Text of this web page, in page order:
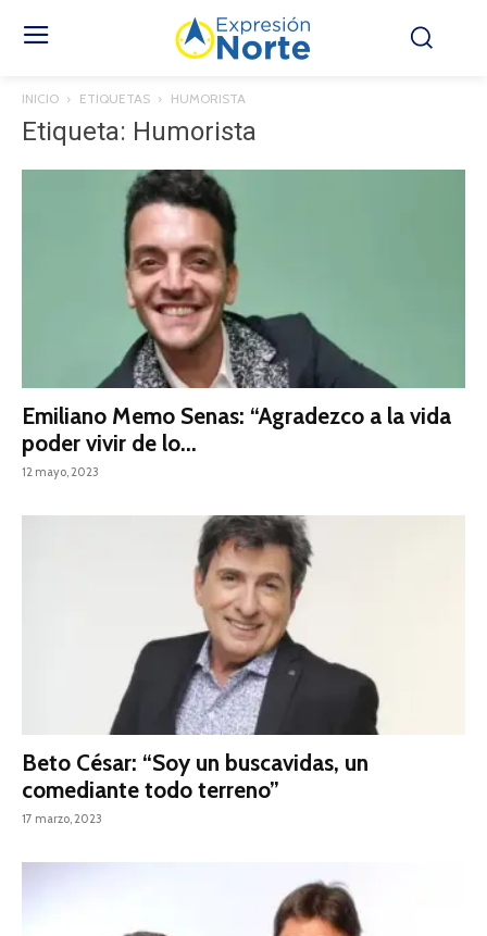
INICIO ETIQUETAS HUMORISTA
Etiqueta: Humorista
Emiliano Memo Senas: “Agradezco a la vida
poder vivir de lo...
12 mayo, 2023
Beto César: “Soy un buscavidas, un
comediante todo terreno”
17 marzo, 2023